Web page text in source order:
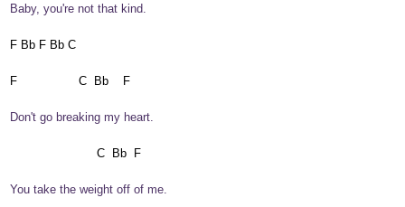
Baby, you're not that kind.
Don't go breaking my heart.
You take the weight off of me.